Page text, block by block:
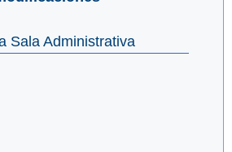
Sala Administrativa